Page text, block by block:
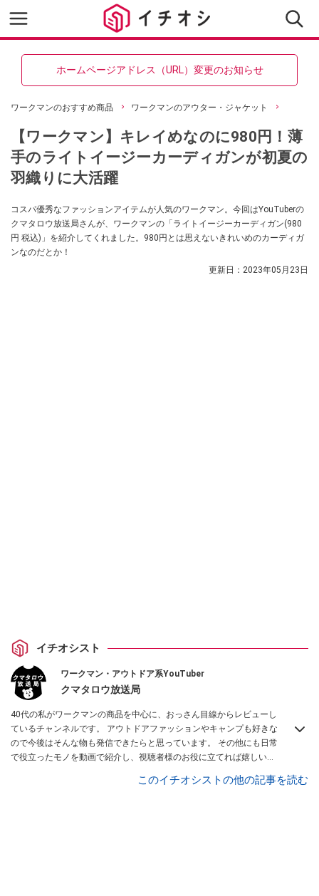
ホームページアドレス（URL）変更のお知らせ
ワークマンのおすすめ商品 ワークマンのアウター・ジャケット
【ワークマン】キレイめなのに980円！薄
手のライトイージーカーディガンが初夏の
羽織りに大活躍
コスパ優秀なファッションアイテムが人気のワークマン。今回はYouTuberの
クマタロウ放送局さんが、ワークマンの「ライトイージーカーディガン(980
円 税込)」を紹介してくれました。980円とは思えないきれいめのカーディガ
ンなのだとか！
更新日： 2023年05月23日
イチオシスト
ワークマン・アウトドア系YouTuber
クマタロウ放送局
40代の私がワークマンの商品を中心に、おっさん目線からレビューし
ているチャンネルです。 アウトドアファッションやキャンプも好きな
ので今後はそんな物も発信できたらと思っています。 その他にも日常
で役立ったモノを動画で紹介し、視聴者様のお役に立てれば嬉しいと
このイチオシストの他の記事を読む